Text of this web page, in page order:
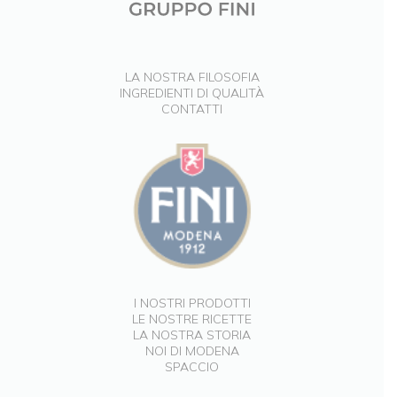
LA NOSTRA FILOSOFIA
INGREDIENTI DI QUALITÀ
CONTATTI
I NOSTRI PRODOTTI
LE NOSTRE RICETTE
LA NOSTRA STORIA
NOI DI MODENA
SPACCIO